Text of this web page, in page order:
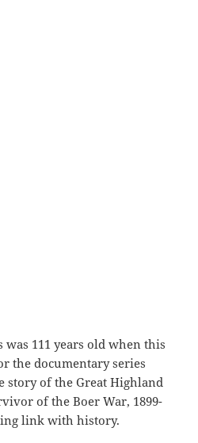
was 111 years old when this
the documentary series
story of the Great Highland
of the Boer War, 1899-
link with history.